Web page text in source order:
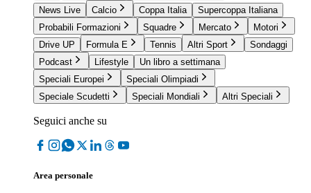
News Live
Calcio Coppa Italia
Supercoppa Italiana
Probabili Formazioni
Squadre Mercato
Motori
Drive UP
Formula E Tennis Altri Sport
Sondaggi
Podcast
Lifestyle
Un libro a settimana
Speciali Europei
Speciali Olimpiadi
Speciale Scudetti
Speciali Mondiali Altri Speciali
Seguici anche su
Area personale